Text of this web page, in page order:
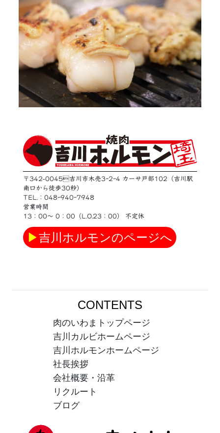
〒342-0045吉川市木売3ｰ2ｰ4 カーサ戸部102（吉川駅
南口から徒歩30秒）
TEL.：048ｰ940ｰ7948
営業時間
13：00〜 0：00（L.O.23：00） 不定休
▶吉川ホルモンのページへ
CONTENTS
肉のいわまトップページ
吉川カルビホームページ
吉川ホルモンホームページ
社長挨拶
会社概要・沿革
リクルート
ブログ